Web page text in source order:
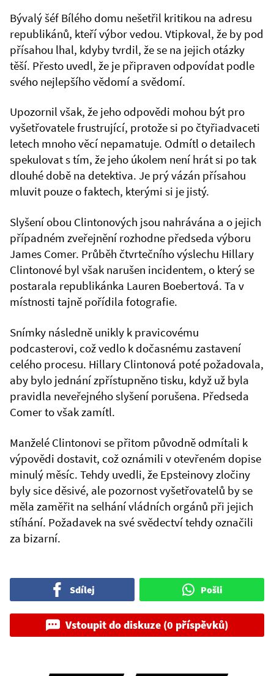
Bývalý šéf Bílého domu nešetřil kritikou na adresu
republikánů, kteří výbor vedou. Vtipkoval, že by pod
přísahou lhal, kdyby tvrdil, že se na jejich otázky
těší. Přesto uvedl, že je připraven odpovídat podle
svého nejlepšího vědomí a svědomí.
Upozornil však, že jeho odpovědi mohou být pro
vyšetřovatele frustrující, protože si po čtyřiadvaceti
letech mnoho věcí nepamatuje. Odmítl o detailech
spekulovat s tím, že jeho úkolem není hrát si po tak
dlouhé době na detektiva. Je prý vázán přísahou
mluvit pouze o faktech, kterými si je jistý.
Slyšení obou Clintonových jsou nahrávána a o jejich
případném zveřejnění rozhodne předseda výboru
James Comer. Průběh čtvrtečního výslechu Hillary
Clintonové byl však narušen incidentem, o který se
postarala republikánka Lauren Boebertová. Ta v
místnosti tajně pořídila fotografie.
Snímky následně unikly k pravicovému
podcasterovi, což vedlo k dočasnému zastavení
celého procesu. Hillary Clintonová poté požadovala,
aby bylo jednání zpřístupněno tisku, když už byla
pravidla neveřejného slyšení porušena. Předseda
Comer to však zamítl.
Manželé Clintonovi se přitom původně odmítali k
výpovědi dostavit, což oznámili v otevřeném dopise
minulý měsíc. Tehdy uvedli, že Epsteinovy zločiny
byly sice děsivé, ale pozornost vyšetřovatelů by se
měla zaměřit na selhání vládních orgánů při jejich
stíhání. Požadavek na své svědectví tehdy označili
za bizarní.
Sdílej Pošli
Vstoupit do diskuze (0 příspěvků)